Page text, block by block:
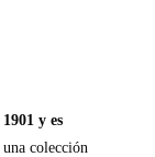
y es
una colección